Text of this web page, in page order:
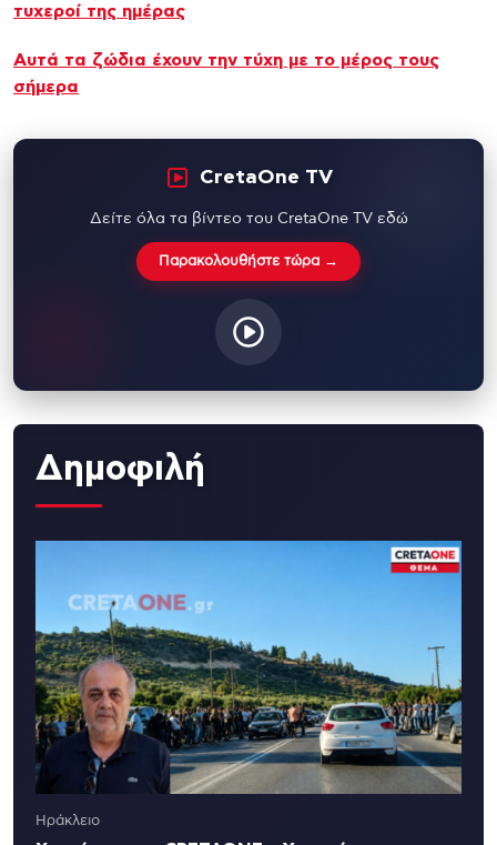
τυχεροί της ημέρας
Αυτά τα ζώδια έχουν την τύχη με το μέρος τους
σήμερα
CretaOne TV
Δείτε όλα τα βίντεο του CretaOne TV εδώ
Παρακολουθήστε τώρα →
Δημοφιλή
Ηράκλειο